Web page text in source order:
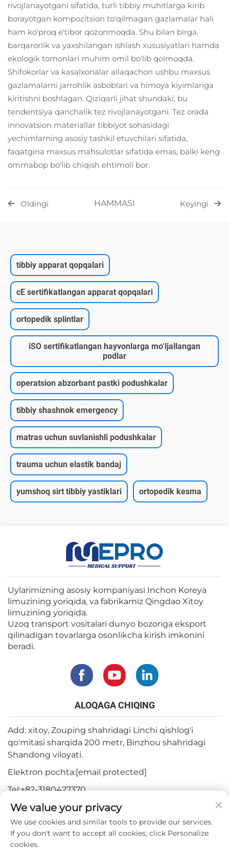
rivojlanayotgani sifatida, turli tibbiy muhitlarga kirib
borayotgan kompozitsion to'qilmagan gazlamalar hali
ham ko'proq e'tibor qozonmoqda. Shu bilan birga,
barqarorlik va yaxshilangan ishlash xususiyatlari hamda
ekologik tomonlari muhim omil bo'lib qolmoqda.
Shifokorlar va kasalxonalar allaqachon ushbu maxsus
gazlamalarni jarrohlik asboblari va himoya kiyimlariga
kiritishni boshlagan. Qiziqarli jihat shundaki, bu
tendentsiya qanchalik tez rivojlanayotgani. Tez orada
innovatsion materiallar tibbiyot sohasidagi
yechimlarning asosiy tashkil etuvchilari sifatida,
faqatgina maxsus mahsulotlar sifatida emas, balki keng
ommabop bo'lib chiqish ehtimoli bor.
Oldingi HAMMASI Keyingi
tibbiy apparat qopqalari
cE sertifikatlangan apparat qopqalari
ortopedik splintlar
iSO sertifikatlangan hayvonlarga mo‘ljallangan
podlar
operatsion abzorbant pastki podushkalar
tibbiy shashnok emergency
matras uchun suvlanishli podushkalar
trauma uchun elastik bandaj
yumshoq sirt tibbiy yastiklari ortopedik kesma
Uylarimizning asosiy kompaniyasi Inchon Koreya
limuzining yoriqida, va fabrikamiz Qingdao Xitoy
limuzining yoriqida.
Uzoq transport vositalari dunyo bozoriga eksport
qilinadigan tovarlarga osonlikcha kirish imkonini
beradi.
ALOQAGA CHIQING
Add: xitoy, Zouping shahridagi Linchi qishlog'i
qo'mitasi sharqida 200 metr, Binzhou shahridagi
Shandong viloyati.
Elektron pochta:[email protected]
Tel:+82-3180427370
Telefon:+86-15564344404
WhatsApp:+82-1022396668
We value your privacy
We use cookies and similar tools to provide our services.
If you don't want to accept all cookies, click Personalize
cookies.